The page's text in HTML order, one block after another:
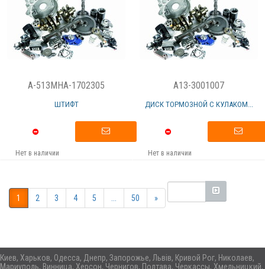
A-513MHA-1702305
ШТИФТ
Нет в наличии
A13-3001007
ДИСК ТОРМОЗНОЙ С КУЛАКОМ...
Нет в наличии
1 2 3 4 5 50 »
Киев, Харьков, Одесса, Днепр, Запорожье, Львів, Кривой Рог, Николаев,
Мариуполь, Винница, Херсон, Чернигов, Полтава, Черкассы, Хмельницкий,